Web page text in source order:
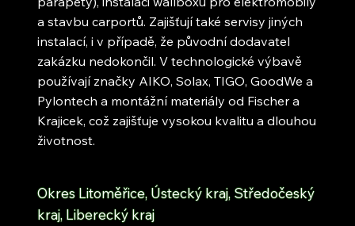
a stavbu carportů. Zajišťují také servisy jiných
instalací, i v případě, že původní dodavatel
zakázku nedokončil. V technologické výbavě
používají značky AIKO, Solax, TIGO, GoodWe a
Pylontech a montážní materiály od Fischer a
Krajicek, což zajišťuje vysokou kvalitu a dlouhou
životnost.
Okres Litoměřice, Ústecký kraj, Středočeský
kraj, Liberecký kraj